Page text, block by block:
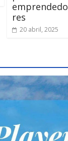
emprendedo
res
20 abril, 2025